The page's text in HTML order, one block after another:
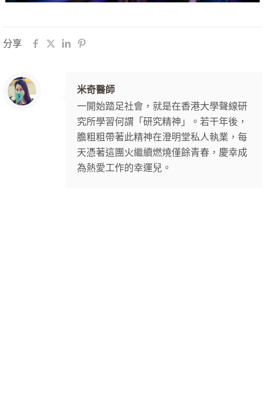
分享
米奇醫師
一開始踏足社會，就是在香港大學聲線研
究所學習何謂「研究精神」。若干年後，
膽粗粗帶著此精神在澄明堂私人執業，每
天憑著這團火繼續燃燒僅餘青春，慶幸成
為熱愛工作的幸運兒。